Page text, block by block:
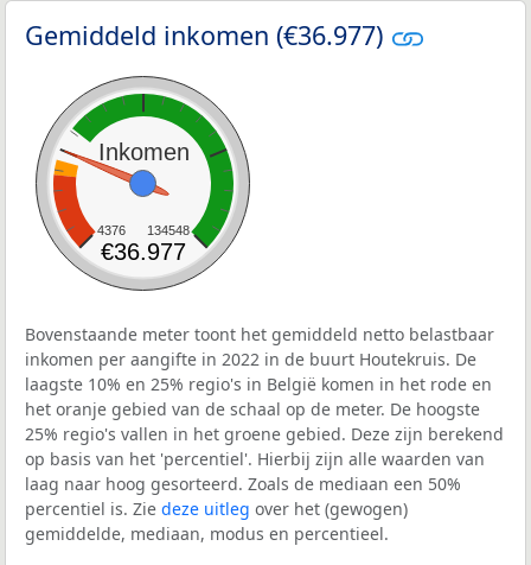
Gemiddeld inkomen (€36.977)
Inkomen
4376 134548
€36.977
Bovenstaande meter toont het gemiddeld netto belastbaar
inkomen per aangifte in 2022 in de buurt Houtekruis. De
laagste 10% en 25% regio's in België komen in het rode en
het oranje gebied van de schaal op de meter. De hoogste
25% regio's vallen in het groene gebied. Deze zijn berekend
op basis van het 'percentiel'. Hierbij zijn alle waarden van
laag naar hoog gesorteerd. Zoals de mediaan een 50%
percentiel is. Zie deze uitleg over het (gewogen)
gemiddelde, mediaan, modus en percentieel.